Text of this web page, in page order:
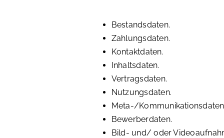
Bestandsdaten.
Zahlungsdaten.
Kontaktdaten.
Inhaltsdaten.
Vertragsdaten.
Nutzungsdaten.
Meta-/
Bewerberdaten.
Bild- und/ oder